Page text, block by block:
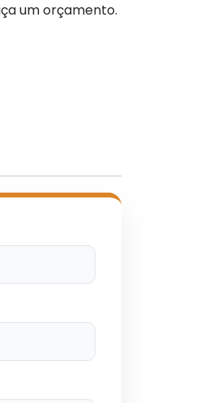
um orçamento.